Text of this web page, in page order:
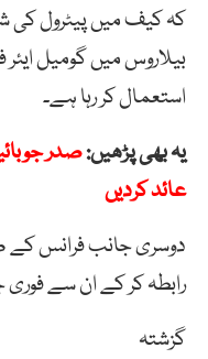
کہ کیف میں پیٹرول کی
بیلاروس میں گومیل
استعمال کر رہا ہے۔
یہ بھی پڑھیں:صدر
عائد کردیں
دوسری جانب فرانس
رابطہ کر کے ان سے
گزشتہ